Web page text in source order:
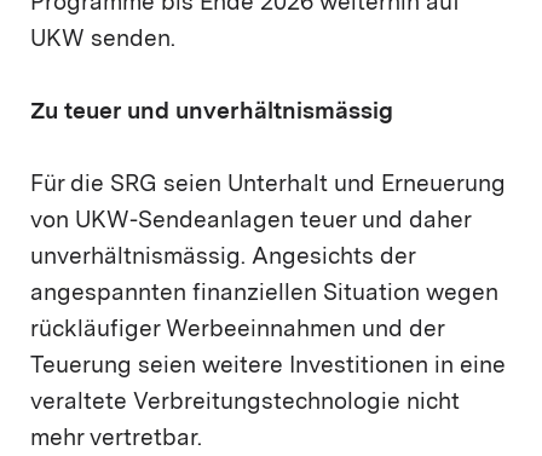
Programme bis Ende 2026 weiterhin auf
UKW senden.
Zu teuer und unverhältnismässig
Für die SRG seien Unterhalt und Erneuerung
von UKW-Sendeanlagen teuer und daher
unverhältnismässig. Angesichts der
angespannten finanziellen Situation wegen
rückläufiger Werbeeinnahmen und der
Teuerung seien weitere Investitionen in eine
veraltete Verbreitungstechnologie nicht
mehr vertretbar.